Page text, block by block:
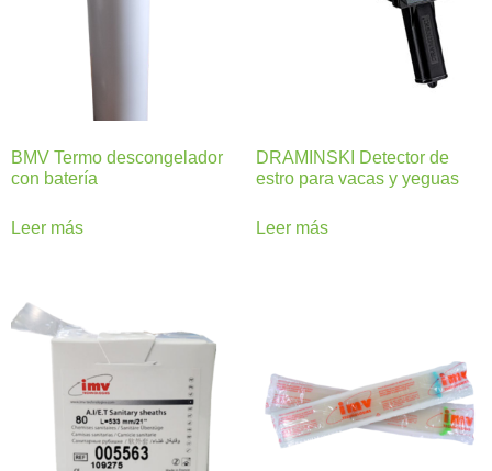
BMV Termo descongelador
con batería
Leer más
DRAMINSKI Detector de
estro para vacas y yeguas
Leer más